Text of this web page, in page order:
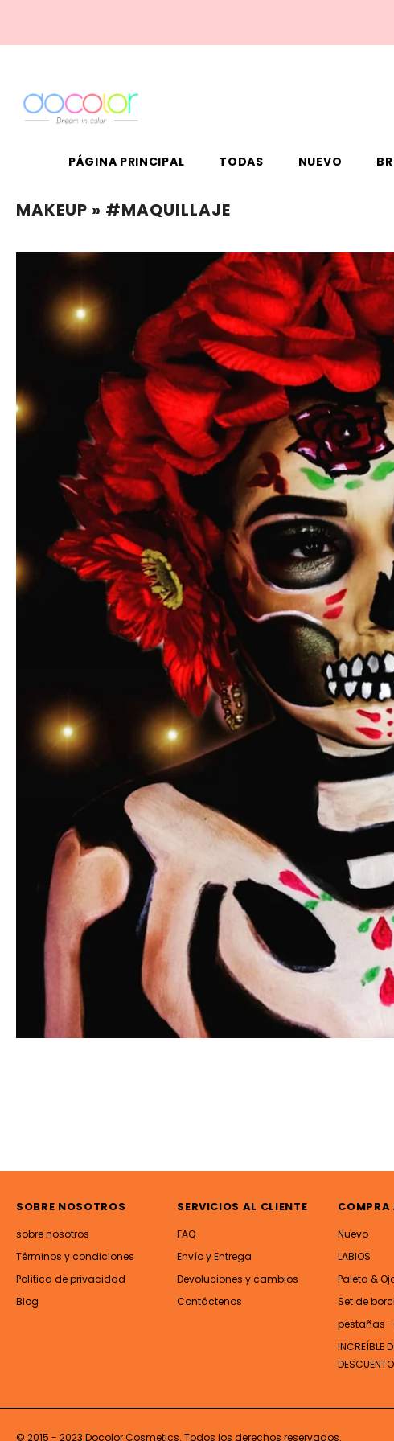
PÁGINA PRINCIPAL TODAS NUEVO
MAKEUP » #MAQUILLAJE
SOBRE NOSOTROS
sobre nosotros
Términos y condiciones
Política de privacidad
Blog
SERVICIOS AL CLIENTE
FAQ
Envío y Entrega
Devoluciones y cambios
Contáctenos
COMPRA
Nuevo
LABIOS
Paleta &
Set de
pestañas
INCREÍBLE
DESCUENTO
© 2015 - 2023 Docolor Cosmetics. Todos los derechos reservados.